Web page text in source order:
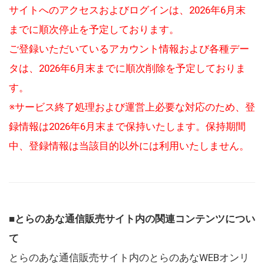
サイトへのアクセスおよびログインは、2026年6月末
までに順次停止を予定しております。
ご登録いただいているアカウント情報および各種デー
タは、2026年6月末までに順次削除を予定しておりま
す。
※サービス終了処理および運営上必要な対応のため、登
録情報は2026年6月末まで保持いたします。保持期間
中、登録情報は当該目的以外には利用いたしません。
■とらのあな通信販売サイト内の関連コンテンツについ
て
とらのあな通信販売サイト内のとらのあなWEBオンリ